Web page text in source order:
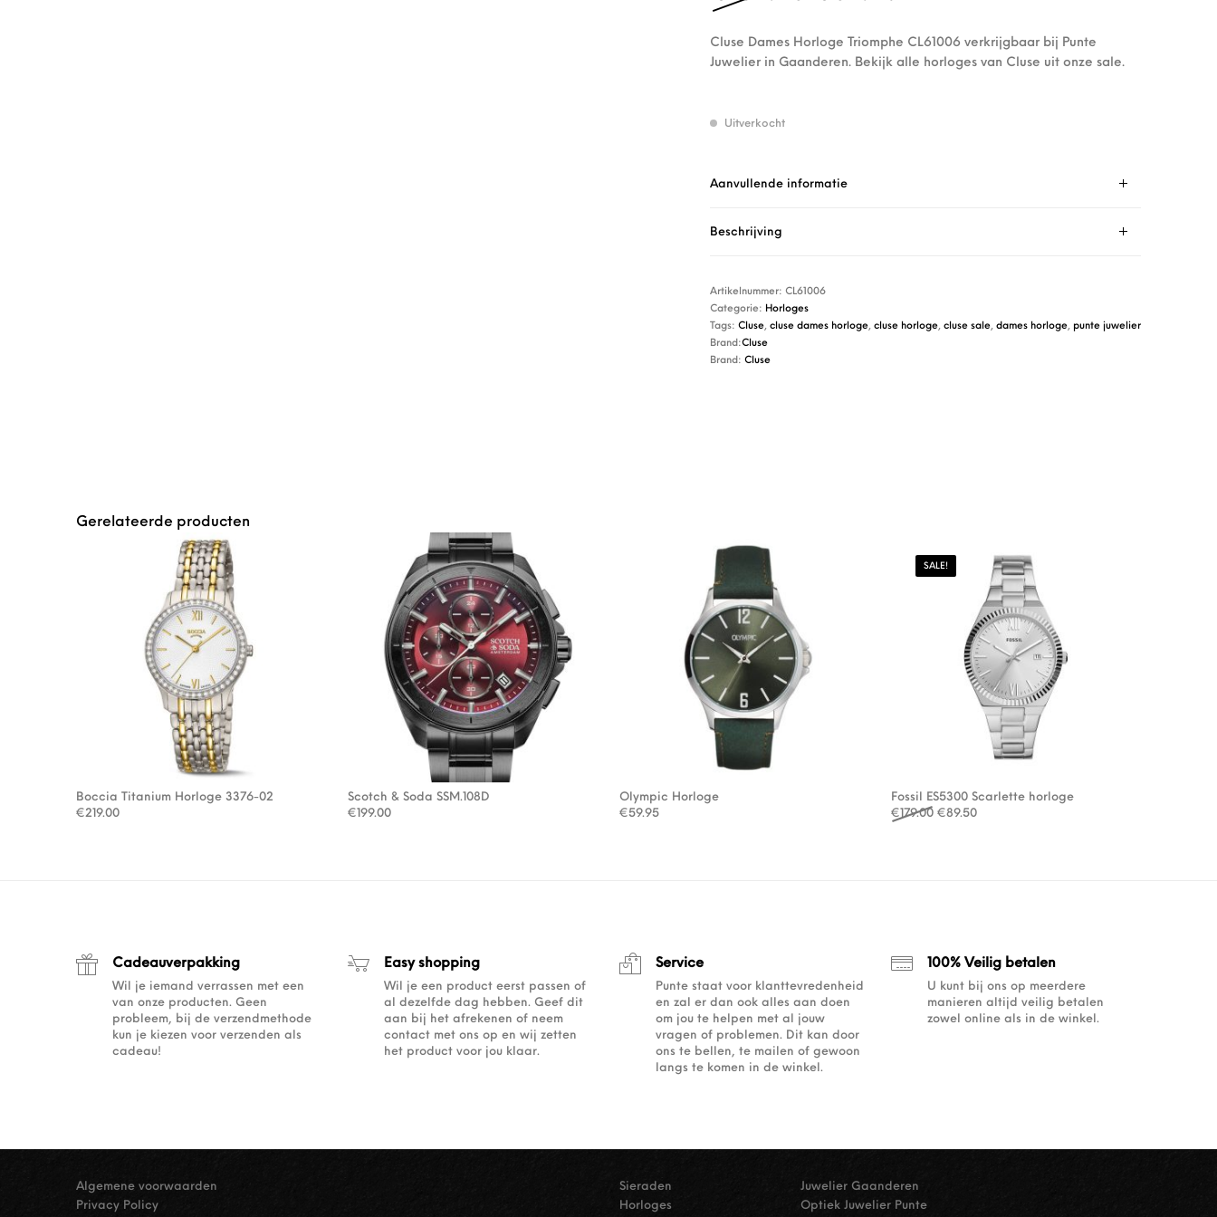
Cluse Dames Horloge Triomphe CL61006 verkrijgbaar bij Punte
Juwelier in Gaanderen. Bekijk alle horloges van Cluse uit onze sale.
Uitverkocht
Aanvullende informatie
Beschrijving
Artikelnummer: CL61006
Categorie: Horloges
Tags: Cluse, cluse dames horloge, cluse horloge, cluse sale, dames horloge, punte juwelier
Brand:Cluse
Brand: Cluse
Gerelateerde producten
Boccia Titanium Horloge 3376-02
€219.00
Scotch & Soda SSM.108D
€199.00
Olympic Horloge
€59.95
SALE!
Fossil ES5300 Scarlette horloge
€179.00 Oorspronkelijke prijs was: €179.00.
€89.50Huidige prijs is: €89.50.
Cadeauverpakking
Wil je iemand verrassen met een
van onze producten. Geen
probleem, bij de verzendmethode
kun je kiezen voor verzenden als
cadeau!
Easy shopping
Wil je een product eerst passen of
al dezelfde dag hebben. Geef dit
aan bij het afrekenen of neem
contact met ons op en wij zetten
het product voor jou klaar.
Service
Punte staat voor klanttevredenheid
en zal er dan ook alles aan doen
om jou te helpen met al jouw
vragen of problemen. Dit kan door
ons te bellen, te mailen of gewoon
langs te komen in de winkel.
100% Veilig betalen
U kunt bij ons op meerdere
manieren altijd veilig betalen
zowel online als in de winkel.
Algemene voorwaarden
Privacy Policy
Sieraden
Horloges
Juwelier Gaanderen
Optiek Juwelier Punte